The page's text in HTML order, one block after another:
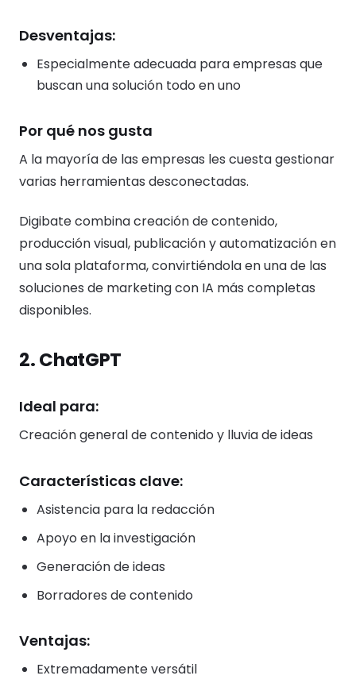
Desventajas:
Especialmente adecuada para empresas que
buscan una solución todo en uno
Por qué nos gusta
A la mayoría de las empresas les cuesta gestionar
varias herramientas desconectadas.
Digibate combina creación de contenido,
producción visual, publicación y automatización en
una sola plataforma, convirtiéndola en una de las
soluciones de marketing con IA más completas
disponibles.
2. ChatGPT
Ideal para:
Creación general de contenido y lluvia de ideas
Características clave:
Asistencia para la redacción
Apoyo en la investigación
Generación de ideas
Borradores de contenido
Ventajas:
Extremadamente versátil